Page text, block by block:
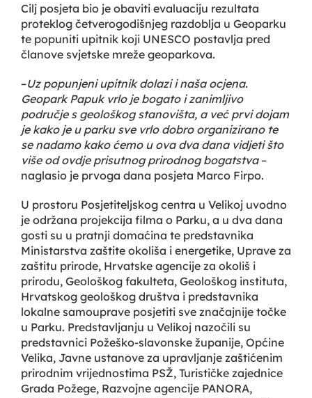
Cilj posjeta bio je obaviti evaluaciju rezultata
proteklog četverogodišnjeg razdoblja u Geoparku
te popuniti upitnik koji UNESCO postavlja pred
članove svjetske mreže geoparkova.
–Uz popunjeni upitnik dolazi i naša ocjena.
Geopark Papuk vrlo je bogato i zanimljivo
područje s geološkog stanovišta, a već prvi dojam
je kako je u parku sve vrlo dobro organizirano te
se nadamo kako ćemo u ova dva dana vidjeti što
više od ovdje prisutnog prirodnog bogatstva–
naglasio je prvoga dana posjeta Marco Firpo.
U prostoru Posjetiteljskog centra u Velikoj uvodno
je održana projekcija filma o Parku, a u dva dana
gosti su u pratnji domaćina te predstavnika
Ministarstva zaštite okoliša i energetike, Uprave za
zaštitu prirode, Hrvatske agencije za okoliš i
prirodu, Geološkog fakulteta, Geološkog instituta,
Hrvatskog geološkog društva i predstavnika
lokalne samouprave posjetiti sve značajnije točke
u Parku. Predstavljanju u Velikoj nazočili su
predstavnici Požeško-slavonske županije, Općine
Velika, Javne ustanove za upravljanje zaštićenim
prirodnim vrijednostima PSŽ, Turističke zajednice
Grada Požege, Razvojne agencije PANORA,